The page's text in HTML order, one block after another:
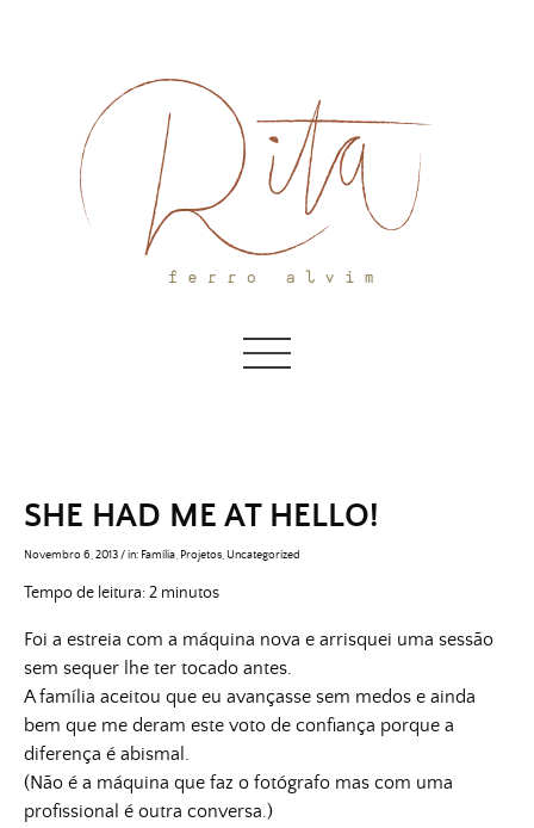
SHE HAD ME AT HELLO!
Novembro 6, 2013/in: Família Projetos Uncategorized
Tempo de leitura:2 minutos
Foi a estreia com a máquina nova e arrisquei uma sessão
sem sequer lhe ter tocado antes.
A família aceitou que eu avançasse sem medos e ainda
bem que me deram este voto de confiança porque a
diferença é abismal.
(Não é a máquina que faz o fotógrafo mas com uma
profissional é outra conversa.)